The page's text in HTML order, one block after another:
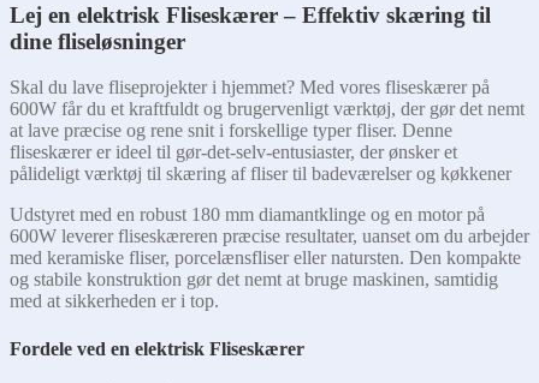
Lej en elektrisk Fliseskærer – Effektiv skæring til
dine fliseløsninger
Skal du lave fliseprojekter i hjemmet? Med vores fliseskærer på
600W får du et kraftfuldt og brugervenligt værktøj, der gør det nemt
at lave præcise og rene snit i forskellige typer fliser. Denne
fliseskærer er ideel til gør-det-selv-entusiaster, der ønsker et
pålideligt værktøj til skæring af fliser til badeværelser og køkkener
Udstyret med en robust 180 mm diamantklinge og en motor på
600W leverer fliseskæreren præcise resultater, uanset om du arbejder
med keramiske fliser, porcelænsfliser eller natursten. Den kompakte
og stabile konstruktion gør det nemt at bruge maskinen, samtidig
med at sikkerheden er i top.
Fordele ved en elektrisk Fliseskærer